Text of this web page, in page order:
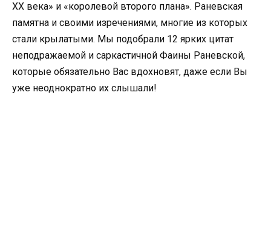
XX века» и «королевой второго плана». Раневская
памятна и своими изречениями, многие из которых
стали крылатыми. Мы подобрали 12 ярких цитат
неподражаемой и саркастичной Фаины Раневской,
которые обязательно Вас вдохновят, даже если Вы
уже неоднократно их слышали!